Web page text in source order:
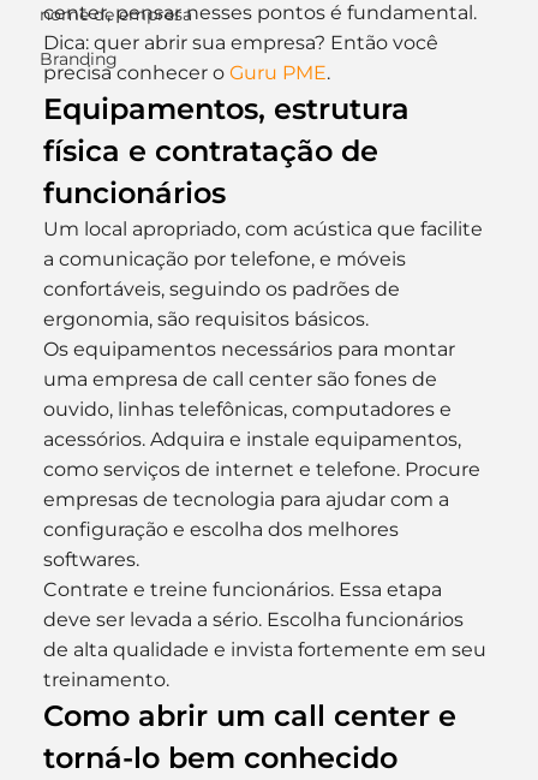
nome de empresa
Branding
center, pensar nesses pontos é fundamental.
Dica: quer abrir sua empresa? Então você
precisa conhecer o Guru PME.
Equipamentos, estrutura
física e contratação de
funcionários
Um local apropriado, com acústica que facilite
a comunicação por telefone, e móveis
confortáveis, seguindo os padrões de
ergonomia, são requisitos básicos.
Os equipamentos necessários para montar
uma empresa de call center são fones de
ouvido, linhas telefônicas, computadores e
acessórios. Adquira e instale equipamentos,
como serviços de internet e telefone. Procure
empresas de tecnologia para ajudar com a
configuração e escolha dos melhores
softwares.
Contrate e treine funcionários. Essa etapa
deve ser levada a sério. Escolha funcionários
de alta qualidade e invista fortemente em seu
treinamento.
Como abrir um call center e
torná-lo bem conhecido